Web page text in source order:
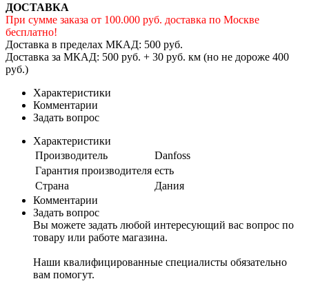
ДОСТАВКА
При сумме заказа от 100.000 руб. доставка по Москве
бесплатно!
Доставка в пределах МКАД: 500 руб.
Доставка за МКАД: 500 руб. + 30 руб. км (но не дороже 400
руб.)
Характеристики
Комментарии
Задать вопрос
Характеристики
Производитель
Danfoss
Гарантия производителя есть
Страна
Дания
Комментарии
Задать вопрос
Вы можете задать любой интересующий вас вопрос по
товару или работе магазина.
Наши квалифицированные специалисты обязательно
вам помогут.